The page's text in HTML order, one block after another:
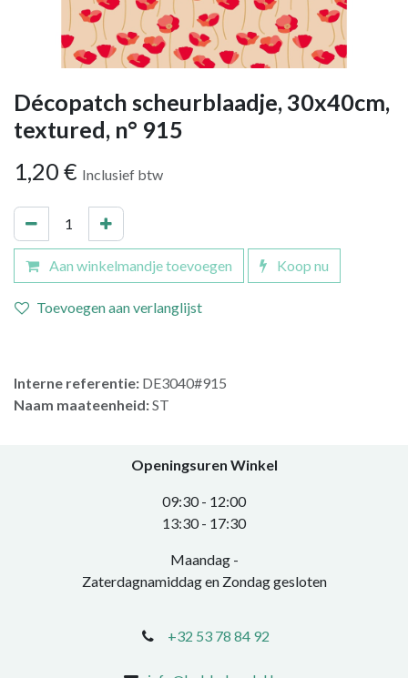
Décopatch scheurblaadje, 30x40cm,
textured, n° 915
1,20 € Inclusief btw
Aan winkelmandje toevoegen Koop nu
Toevoegen aan verlanglijst
Interne referentie: DE3040#915
Naam maateenheid:ST
Openingsuren Winkel
0​9:30 - 12:00
​13:30 - 17:30​
Maandag -
Zaterdagnamiddag en Zondag gesloten
+32 53 78 84 92